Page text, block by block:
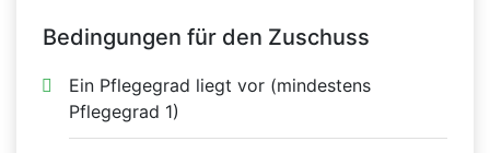
Bedingungen für den Zuschuss
Ein Pflegegrad liegt vor (mindestens
Pflegegrad 1)